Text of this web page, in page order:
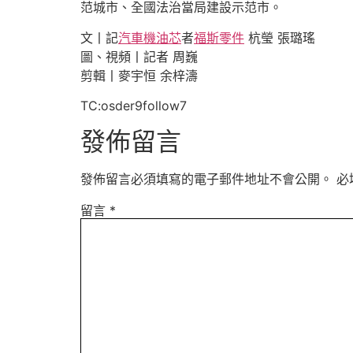
范城市、全國法治當局建設示范市。
文丨記汽車機油芯者福斯零件 杭瑩 張璐瑤
圖、視頻丨記者 周巍
剪輯丨麥宇恒 余梓濤
TC:osder9follow7
發佈留言
發佈留言必須填寫的電子郵件地址不會公開。 必
留言 *